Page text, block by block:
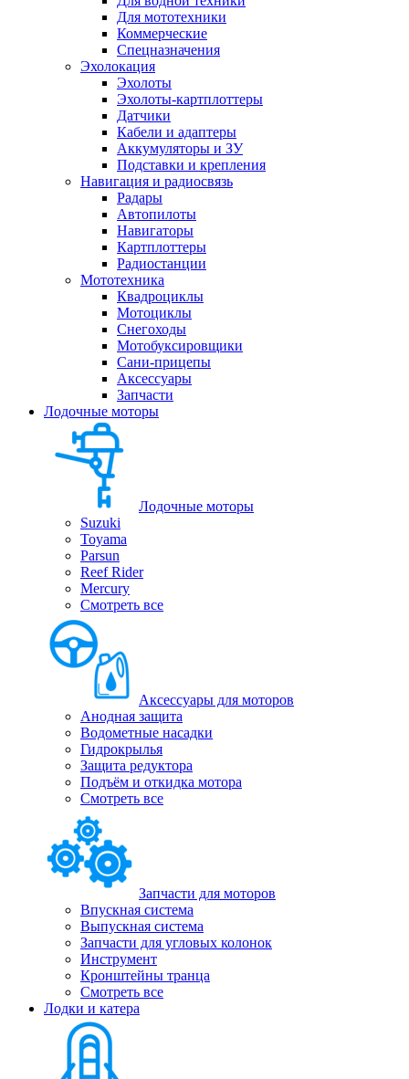
Для мототехники
Коммерческие
Спецназначения
Эхолокация
Эхолоты
Эхолоты-картплоттеры
Датчики
Кабели и адаптеры
Аккумуляторы и ЗУ
Подставки и крепления
Навигация и радиосвязь
Радары
Автопилоты
Навигаторы
Картплоттеры
Радиостанции
Мототехника
Квадроциклы
Мотоциклы
Снегоходы
Мотобуксировщики
Сани-прицепы
Аксессуары
Запчасти
Лодочные моторы
Лодочные моторы
Suzuki
Toyama
Parsun
Reef Rider
Mercury
Смотреть все
Аксессуары для моторов
Анодная защита
Водометные насадки
Гидрокрылья
Защита редуктора
Подъём и откидка мотора
Смотреть все
Запчасти для моторов
Впускная система
Выпускная система
Запчасти для угловых колонок
Инструмент
Кронштейны транца
Смотреть все
Лодки и катера